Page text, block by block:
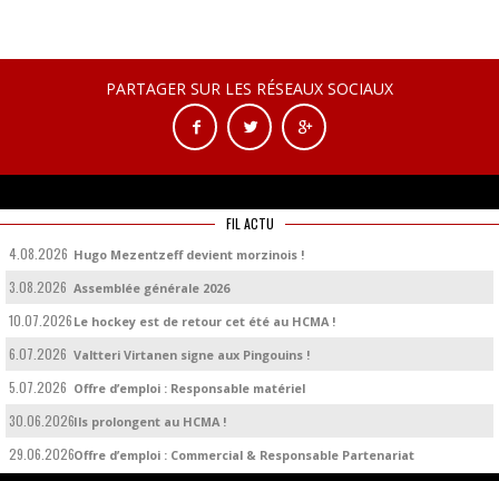
PARTAGER SUR LES RÉSEAUX SOCIAUX
FIL ACTU
4.08.2026 Hugo Mezentzeff devient morzinois !
3.08.2026 Assemblée générale 2026
10.07.2026 Le hockey est de retour cet été au HCMA !
6.07.2026 Valtteri Virtanen signe aux Pingouins !
5.07.2026 Offre d’emploi : Responsable matériel
30.06.2026Ils prolongent au HCMA !
29.06.2026Offre d’emploi : Commercial & Responsable Partenariat